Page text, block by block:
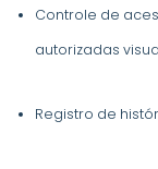
Controle de
autorizadas
Registro de